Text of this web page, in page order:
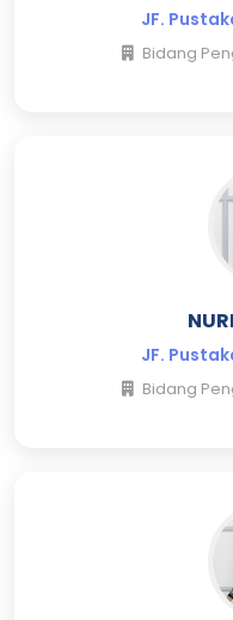
JF.
Bidang
JF.
Bidang